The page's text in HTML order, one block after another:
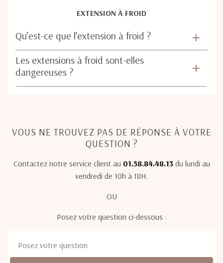
EXTENSION À FROID
Qu’est-ce que l’extension à froid ?
Les extensions à froid sont-elles
dangereuses ?
VOUS NE TROUVEZ PAS DE RÉPONSE À VOTRE
QUESTION ?
Contactez notre service client au 01.58.84.48.13du lundi au
vendredi de 10h à 18H.
OU
Posez votre question ci-dessous :